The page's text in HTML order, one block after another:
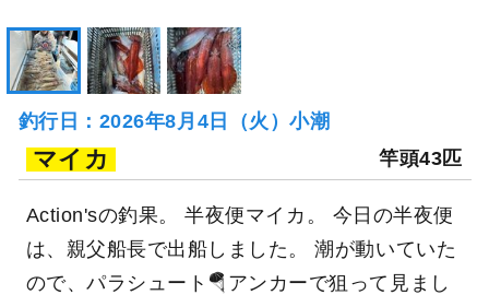
釣行日：2026年8月4日（火）小潮
マイカ 竿頭43匹
Action'sの釣果。 半夜便マイカ。 今日の半夜便
は、親父船長で出船しました。 潮が動いていた
ので、パラシュート🪂アンカーで狙って見まし